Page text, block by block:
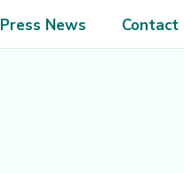
Press News Contact